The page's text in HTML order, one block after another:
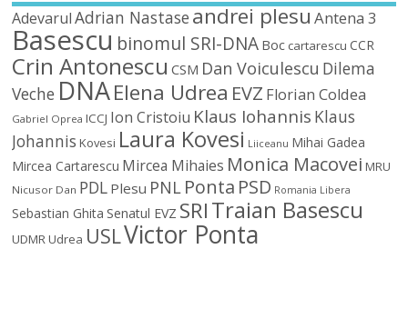
Adevarul Adrian Nastaseandrei plesuAntena 3
Basescu binomul SRI-DNA Boc cartarescu CCR
Crin Antonescu CSM Dan Voiculescu Dilema
Veche DNAElena Udrea EVZ Florian Coldea
Gabriel Oprea ICCJ Ion Cristoiu Klaus Iohannis Klaus
Johannis Kovesi Laura Kovesi Liiceanu Mihai Gadea
Mircea Cartarescu Mircea Mihaies Monica Macovei MRU
Nicusor Dan PDL Plesu PNL Ponta PSD Romania Libera
Sebastian Ghita Senatul EVZ SRITraian Basescu
UDMRUdrea USLVictor Ponta